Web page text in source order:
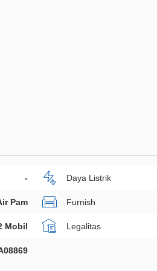
- Daya Listrik
Pam Furnish
Mobil Legalitas